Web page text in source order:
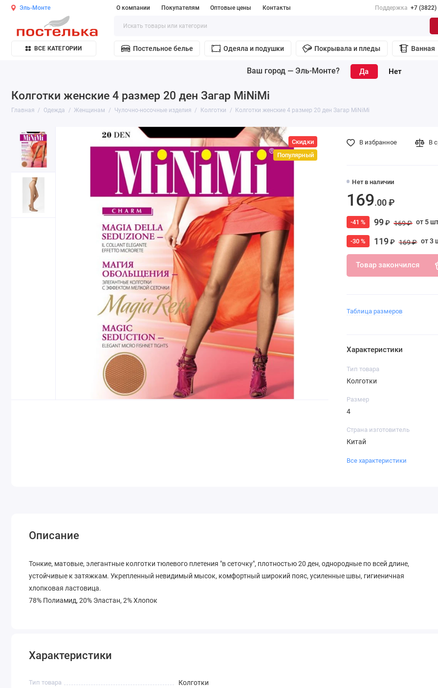
Эль-Монте О компании Покупателям Оптовые цены Контакты Поддержка +7
ВСЕ КАТЕГОРИИ Постельное белье Одеяла и подушки Покрывала и пледы Ванная
Ваш город — Эль-Монте?
Колготки женские 4 размер 20 ден Загар MiNiMi
Главная Одежда Женщинам Чулочно-носочные изделия Колготки Колготки женские 4 размер 20 ден Загар MiNiMi
Скидки
Популярный
Нет в наличии
169.00 ₽
-41 % 99₽ 169 ₽ от 5
-30 % 119₽ 169 ₽ от 3
Товар закончился
В избранное В
Таблица размеров
Характеристики
Тип товара
Колготки
Размер
4
Страна изготовитель
Китай
Все характеристики
Описание
Тонкие, матовые, элегантные колготки тюлевого плетения "в сеточку", плотностью 20 ден, однородные по всей длине,
устойчивые к затяжкам. Укрепленный невидимый мысок, комфортный широкий пояс, усиленные швы, гигиеничная
хлопковая ластовица.
78% Полиамид, 20% Эластан, 2% Хлопок
Характеристики
Тип товара Колготки